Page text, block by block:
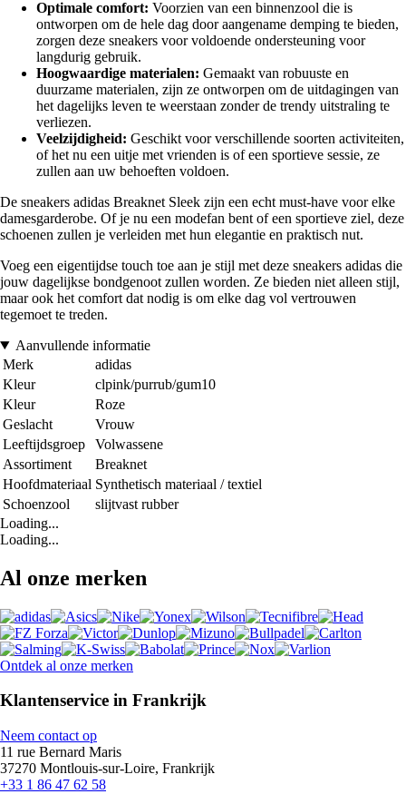
Optimale comfort: Voorzien van een binnenzool die is
ontworpen om de hele dag door aangename demping te bieden,
zorgen deze sneakers voor voldoende ondersteuning voor
langdurig gebruik.
Hoogwaardige materialen: Gemaakt van robuuste en
duurzame materialen, zijn ze ontworpen om de uitdagingen van
het dagelijks leven te weerstaan zonder de trendy uitstraling te
verliezen.
Veelzijdigheid: Geschikt voor verschillende soorten activiteiten,
of het nu een uitje met vrienden is of een sportieve sessie, ze
zullen aan uw behoeften voldoen.
De sneakers adidas Breaknet Sleek zijn een echt must-have voor elke
damesgarderobe. Of je nu een modefan bent of een sportieve ziel, deze
schoenen zullen je verleiden met hun elegantie en praktisch nut.
Voeg een eigentijdse touch toe aan je stijl met deze sneakers adidas die
jouw dagelijkse bondgenoot zullen worden. Ze bieden niet alleen stijl,
maar ook het comfort dat nodig is om elke dag vol vertrouwen
tegemoet te treden.
Aanvullende informatie
Merk
adidas
Kleur
clpink/purrub/gum10
Kleur
Roze
Geslacht
Vrouw
Leeftijdsgroep
Volwassene
Assortiment
Breaknet
Hoofdmateriaal Synthetisch materiaal / textiel
Schoenzool
slijtvast rubber
Loading...
Loading...
Al onze merken
Ontdek al onze merken
Klantenservice in Frankrijk
Neem contact op
11 rue Bernard Maris
37270 Montlouis-sur-Loire, Frankrijk
+33 1 86 47 62 58